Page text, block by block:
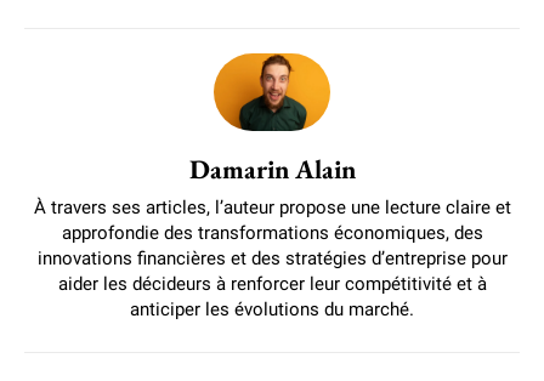
Damarin Alain
À travers ses articles, l’auteur propose une lecture claire et
approfondie des transformations économiques, des
innovations financières et des stratégies d’entreprise pour
aider les décideurs à renforcer leur compétitivité et à
anticiper les évolutions du marché.